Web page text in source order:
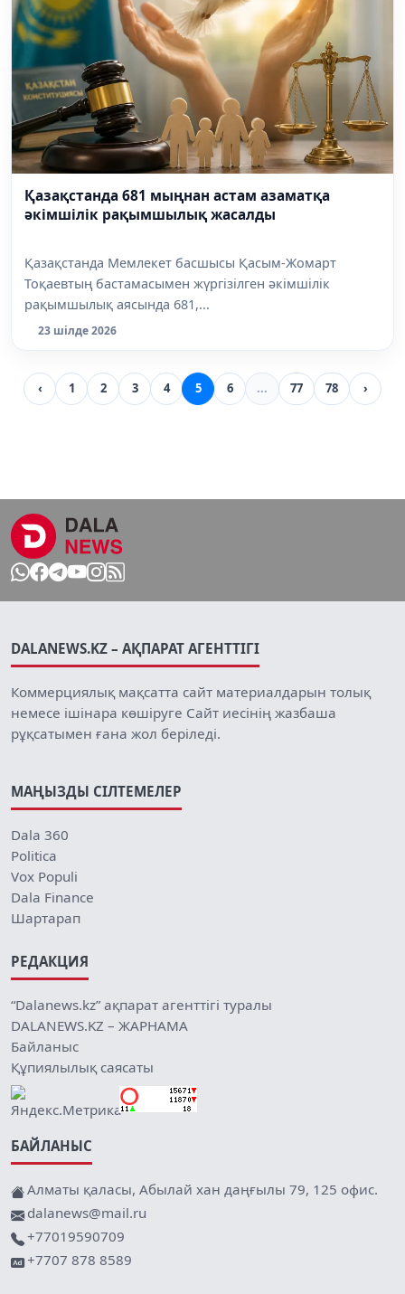
Қазақстанда 681 мыңнан астам азаматқа
әкімшілік рақымшылық жасалды
Қазақстанда Мемлекет басшысы Қасым-Жомарт
Тоқаевтың бастамасымен жүргізілген әкімшілік
рақымшылық аясында 681,...
23 шілде 2026
‹ 1 2 3 4 5 6 ... 77 78 ›
DALANEWS.KZ – АҚПАРАТ АГЕНТТІГІ
Коммерциялық мақсатта сайт материалдарын толық
немесе ішінара көшіруге Сайт иесінің жазбаша
рұқсатымен ғана жол беріледі.
МАҢЫЗДЫ СІЛТЕМЕЛЕР
Dala 360
Politica
Vox Populi
Dala Finance
Шартарап
РЕДАКЦИЯ
“Dalanews.kz” ақпарат агенттігі туралы
DALANEWS.KZ – ЖАРНАМА
Байланыс
Құпиялылық саясаты
БАЙЛАНЫС
Алматы қаласы, Абылай хан даңғылы 79, 125 офис.
dalanews@mail.ru
+77019590709
+7707 878 8589